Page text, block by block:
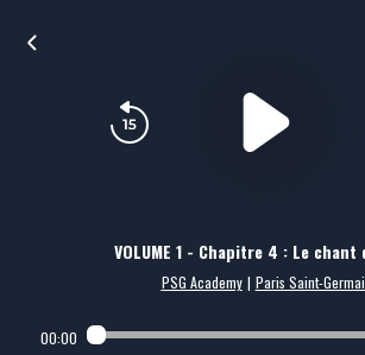
VOLUME 1 - Chapitre 4 : Le chant
PSG Academy | Paris Saint-
00:00